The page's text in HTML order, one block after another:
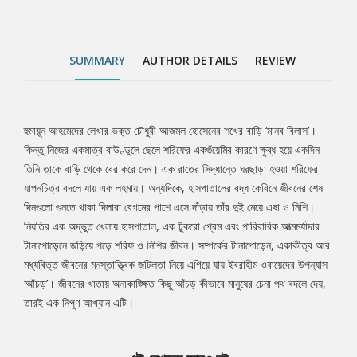
SUMMARY AUTHOR DETAILS REVIEW
Tab
Article
হুমায়ূন আহমেদের লেখার ভক্ত চৌধুরী আজমল হোসেনের শখের বাড়ি ‘মানব বিলাস’।
কিন্তু নিজের একমাত্র বাউণ্ডুলে ছেলে শরিফের একগুঁয়েমির কারণে ক্ষুব্ধ হয়ে একদিন
তিনি তাকে বাড়ি থেকে বের করে দেন। এক রাতের সিদ্ধান্তে ঘরছাড়া হওয়া শরিফের
যাপনচিত্র বদলে যায় এক লহমায়। অন্যদিকে, হাসপাতালের বদ্ধ কেবিনে জীবনের শেষ
দিনগুলো গুনতে থাকা দিলারা বেগমের পাশে এসে দাঁড়ায় তাঁর দুই মেয়ে এষা ও নিশি।
নিয়তির এক অদ্ভুত খেলায় হাসপাতাল, এক টুকরো প্রেম এবং পারিবারিক আত্মমর্যাদার
টানাপোড়েনে জড়িয়ে পড়ে শরিফ ও নিশির জীবন। সম্পর্কের টানাপোড়েন, একাকীত্ব আর
মধ্যবিত্ত জীবনের মনস্তাত্ত্বিক জটিলতা নিয়ে এগিয়ে যায় ইবরাহীম ওবায়েদের উপন্যাস
‘আঁচড়’। জীবনের খাতায় অনাকাঙ্ক্ষিত কিছু আঁচড় কীভাবে মানুষের চেনা পথ বদলে দেয়,
তারই এক নিপুণ আখ্যান এটি।